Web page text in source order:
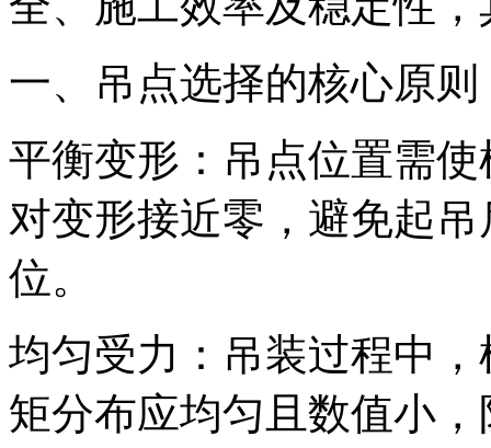
一、吊点选择的核心原则
平衡变形：吊点位置需
对变形接近零，避免起
位。
均匀受力：吊装过程中
矩分布应均匀且数值小